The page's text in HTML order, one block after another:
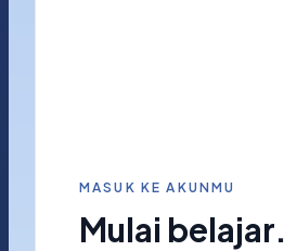
MASUK KE AKUNMU
Mulai belajar.